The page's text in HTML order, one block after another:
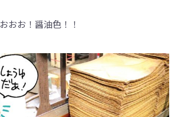
おおお！醤油色！！